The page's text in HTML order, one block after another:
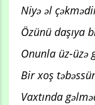
Niyə əl
Özünü daşıya
Onunla üz-üzə
Bir xoş
Vaxtında